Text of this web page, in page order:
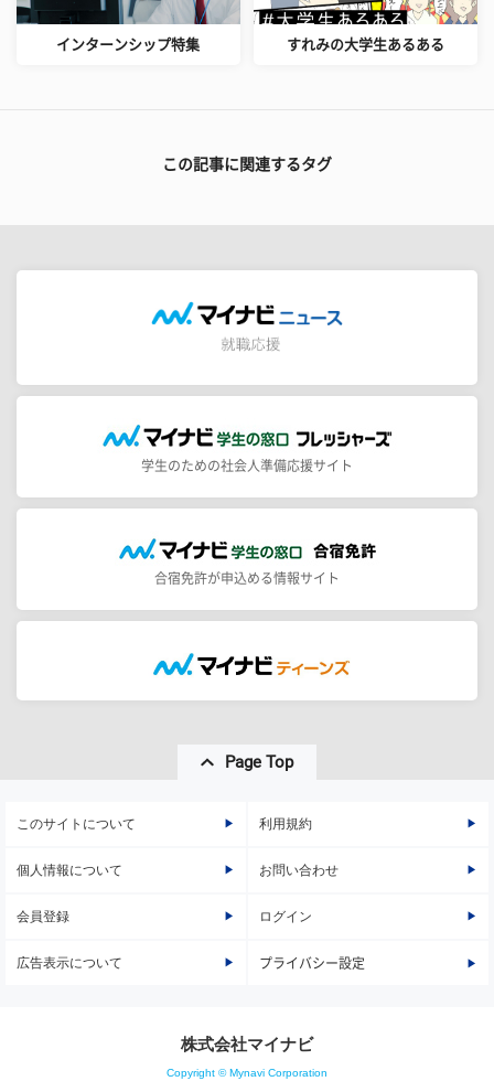
インターンシップ特集 すれみの大学生あるある
この記事に関連するタグ
学生のための社会人準備応援サイト
合宿免許が申込める情報サイト
Page Top
このサイトについて 利用規約
個人情報について お問い合わせ
会員登録 ログイン
広告表示について プライバシー設定
株式会社マイナビ
Copyright © Mynavi Corporation